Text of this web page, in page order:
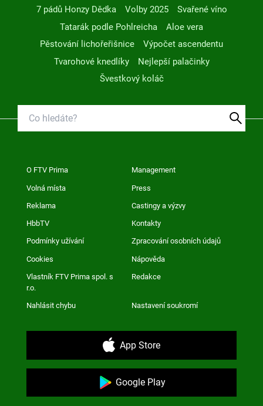
7 pádů Honzy Dědka
Volby 2025
Svařené víno
Tatarák podle Pohlreicha
Aloe vera
Pěstování lichořeřišnice
Výpočet ascendentu
Tvarohové knedlíky
Nejlepší palačinky
Švestkový koláč
O FTV Prima Management
Volná místa Press
Reklama Castingy a výzvy
HbbTV Kontakty
Podmínky užívání Zpracování osobních údajů
Cookies Nápověda
Vlastník FTV Prima spol. s
r.o.
Redakce
Nahlásit chybu Nastavení soukromí
App Store
Google Play